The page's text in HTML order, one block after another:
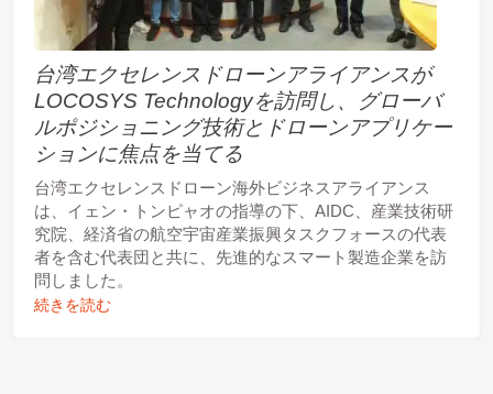
台湾エクセレンスドローンアライアンスが
LOCOSYS Technologyを訪問し、グローバ
ルポジショニング技術とドローンアプリケー
ションに焦点を当てる
台湾エクセレンスドローン海外ビジネスアライアンス
は、イェン・トンピャオの指導の下、AIDC、産業技術研
究院、経済省の航空宇宙産業振興タスクフォースの代表
者を含む代表団と共に、先進的なスマート製造企業を訪
問しました。
続きを読む